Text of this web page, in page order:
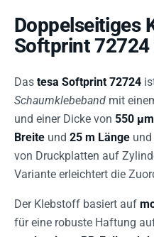
Doppelseitiges
Softprint
Das tesa Softprint 72724
Schaumklebeband mit
und einer Dicke von 550 µm
Breite und 25 m Länge
von Druckplatten auf
Variante erleichtert die
Der Klebstoff basiert auf
für eine robuste Haftung